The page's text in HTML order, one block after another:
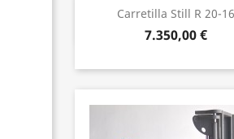
Carretilla Still R 20-16
7.350,00 €
Vista rápida